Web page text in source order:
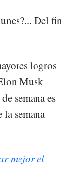
Del fin
logros
Musk
semana es
semana
mejor el